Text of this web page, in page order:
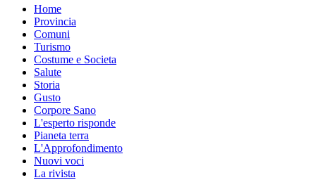
Home
Provincia
Comuni
Turismo
Costume e Societa
Salute
Storia
Gusto
Corpore Sano
L'esperto risponde
Pianeta terra
L'Approfondimento
Nuovi voci
La rivista